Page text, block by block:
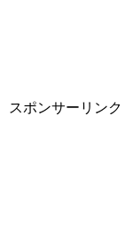
スポンサーリンク